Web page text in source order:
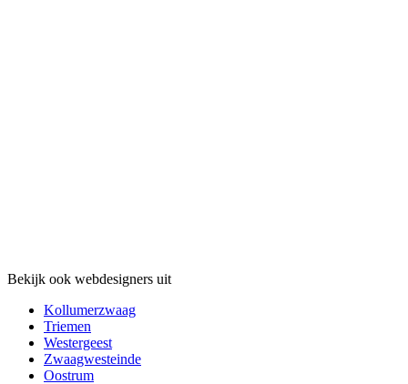
Bekijk ook webdesigners uit
Kollumerzwaag
Triemen
Westergeest
Zwaagwesteinde
Oostrum